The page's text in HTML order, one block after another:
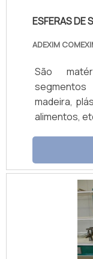
ESFERAS DE
ADEXIM
São
madeira,
alimentos,
zircônioAs
muitas
de vidro
desgaste,
que a
reduzindo
uso das